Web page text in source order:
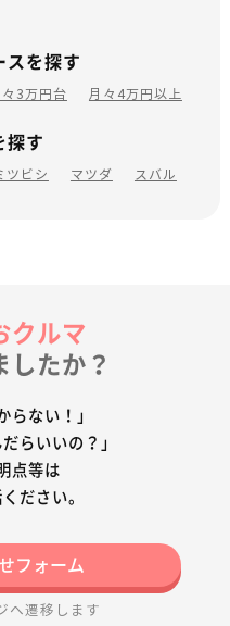
スを探す
々3万円台 月々4万円以上
探す
ツビシ マツダ
スバル
クルマ
したか？
らない！」
らいいの？」
点等は
ださい。
フォーム
へ遷移します